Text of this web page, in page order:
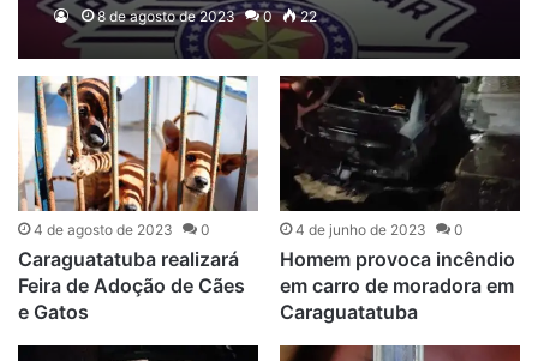
8 de agosto de 2023 0 22
4 de agosto de 2023 0
Caraguatatuba realizará
Feira de Adoção de Cães
e Gatos
4 de junho de 2023 0
Homem provoca incêndio
em carro de moradora em
Caraguatatuba